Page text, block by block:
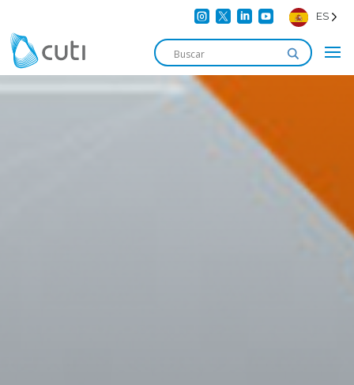
    ES